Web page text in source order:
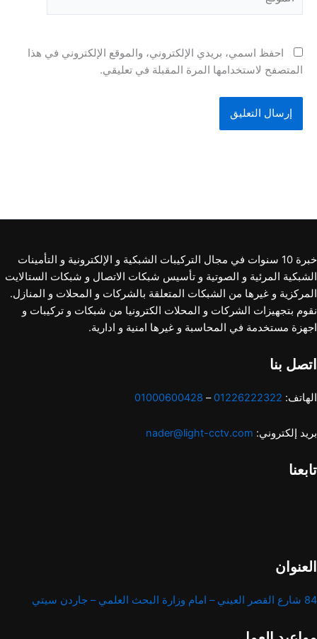
احفظ اسمي، بريدي الإلكتروني، والموقع الإلكتروني في هذا
المتصفح لاستخدامها المرة المقبلة في تعليقي.
خبرة 10 سنوات في مجال التركيبات الشبكية و الإلكترونية و التأمينات
الشبكية المرئية و الصوتية و تأسيس شبكات الاتصال و شبكات الستالايت
المركزية و غيرها من الشبكات المتعلقة بالشركات و المحلات و المنازل.
نقوم بتجهيزات الشركات و المحلات الكترونيا من شبكات و تركيبات و
اجهزة مستخدمة في المحاسبة و غيرها امنية و ادارية.
اتصل بنا
الهاتف: 01226222322
–
01000600428
بريد إلكتروني: nader@light-cctv.com
تابعنا
العنوان
84 شارع القصر العيني – امام وزارة البحث العلمي – جاردن سيتي